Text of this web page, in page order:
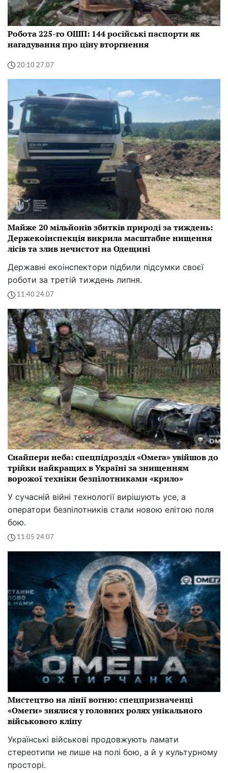
Робота 225-го ОШП: 144 російські паспорти як
нагадування про ціну вторгнення
20:10 27.07
Майже 20 мільйонів збитків природі за тиждень:
Держекоінспекція викрила масштабне нищення
лісів та злив нечистот на Одещині
Державні екоінспектори підбили підсумки своєї
роботи за третій тиждень липня.
11:40 24.07
Снайпери неба: спецпідрозділ «Омега» увійшов до
трійки найкращих в Україні за знищенням
ворожої техніки безпілотниками «крило»
У сучасній війні технології вирішують усе, а
оператори безпілотників стали новою елітою поля
бою.
11:05 24.07
Мистецтво на лінії вогню: спецпризначенці
«Омеги» знялися у головних ролях унікального
військового кліпу
Українські військові продовжують ламати
стереотипи не лише на полі бою, а й у культурному
просторі.